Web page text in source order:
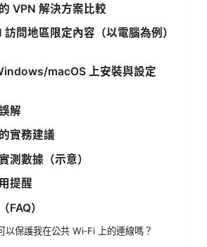
VPN 解決方案比較
訪問地區限定內容（以電腦為例）
macOS 上安裝與設定
解
實務建議
測數據（示意）
提醒
FAQ）
以保護我在公共 Wi‑Fi 上的連線嗎？